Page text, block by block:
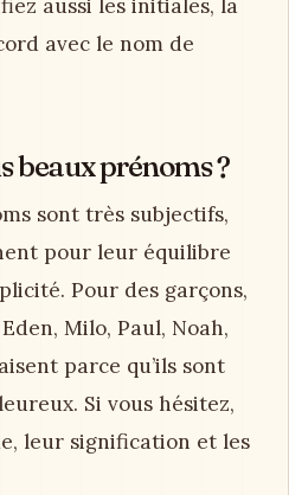
aussi les initiales, la
avec le nom de
beaux prénoms ?
sont très subjectifs,
pour leur équilibre
Pour des garçons,
Milo, Paul, Noah,
parce qu’ils sont
Si vous hésitez,
leur signification et les